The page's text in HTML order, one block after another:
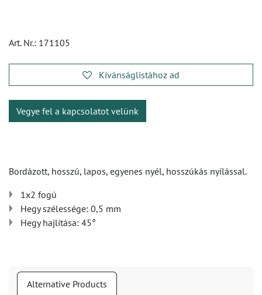
Art. Nr.: 171105
Kívánságlistához ad
Vegye fel a kapcsolatot velünk
Bordázott, hosszú, lapos, egyenes nyél, hosszúkás nyílással.
1x2 fogú
Hegy szélessége: 0,5 mm
Hegy hajlítása: 45°
Alternative Products